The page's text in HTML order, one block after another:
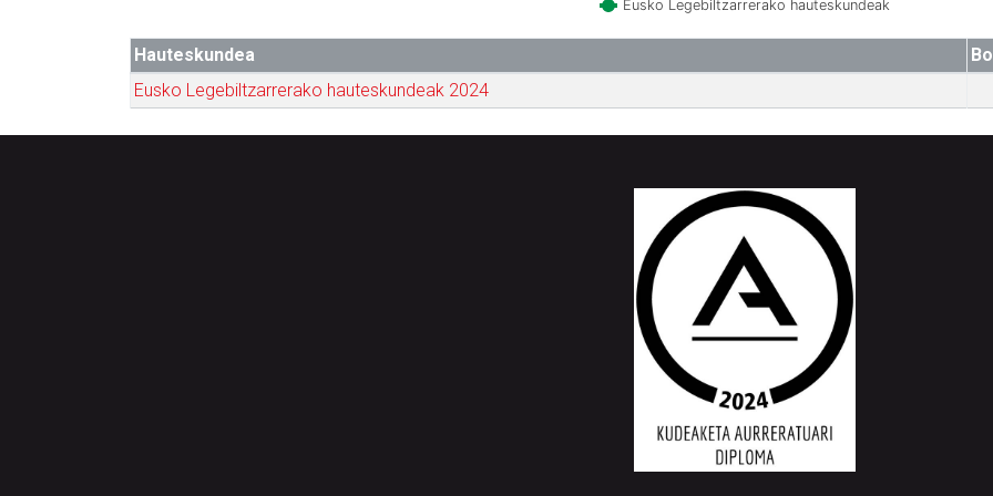
Eusko Legebiltzarrerako hauteskundeak
Hauteskundea
Eusko Legebiltzarrerako hauteskundeak 2024